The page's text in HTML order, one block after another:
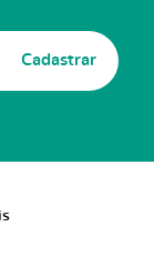
Cadastrar